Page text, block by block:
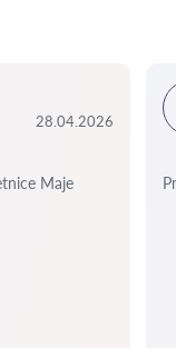
28.04.2026
Maje